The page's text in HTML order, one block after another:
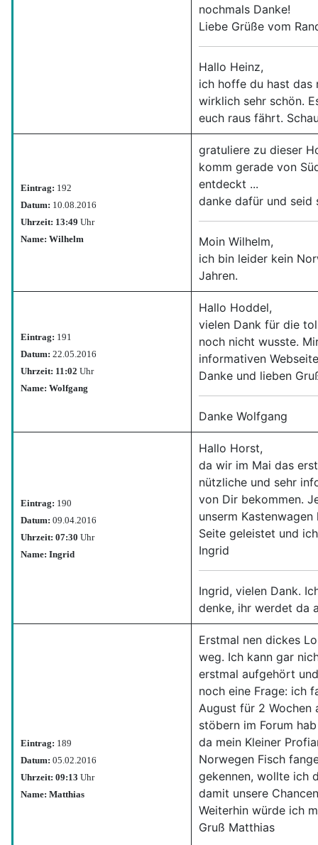
nochmals Danke!
Liebe Grüße vom
Hallo Heinz,
ich hoffe du hast das
wirklich sehr schön.
euch raus fährt.
Eintrag: 192
Datum: 10.08.2016
Uhrzeit: 13:49 Uhr
Name: Wilhelm
gratuliere zu dieser
komm gerade von
entdeckt ...
danke dafür und seid
Moin Wilhelm,
ich bin leider kein
Jahren.
Eintrag: 191
Datum: 22.05.2016
Uhrzeit: 11:02 Uhr
Name: Wolfgang
Hallo Hoddel,
vielen Dank für die
noch nicht wusste.
informativen
Danke und lieben
Danke Wolfgang
Eintrag: 190
Datum: 09.04.2016
Uhrzeit: 07:30 Uhr
Name: Ingrid
Hallo Horst,
da wir im Mai das
nützliche und sehr
von Dir bekommen.
unserm
Seite geleistet und
Ingrid
Ingrid, vielen Dank.
denke, ihr werdet da
Eintrag: 189
Datum: 05.02.2016
Uhrzeit: 09:13 Uhr
Name: Matthias
Erstmal nen dickes
weg. Ich kann gar
erstmal aufgehört
noch eine Frage: ich
August für 2 Wochen
stöbern im Forum
da mein Kleiner
Norwegen Fisch
gekennen, wollte ich
damit unsere
Weiterhin würde ich
Gruß Matthias